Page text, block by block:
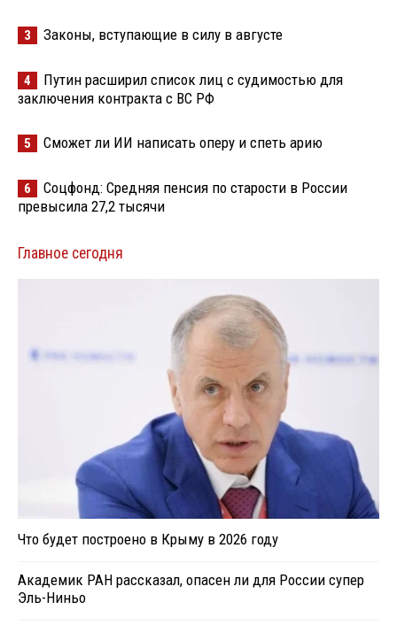
3 Законы, вступающие в силу в августе
4
Путин расширил список лиц с судимостью для
заключения контракта с ВС РФ
5 Сможет ли ИИ написать оперу и спеть арию
6
Соцфонд: Средняя пенсия по старости в России
превысила 27,2 тысячи
Главное сегодня
Что будет построено в Крыму в 2026 году
Академик РАН рассказал, опасен ли для России супер
Эль-Ниньо